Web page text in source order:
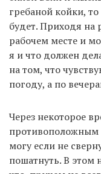
гребаной койки,
будет. Приходя на
рабочем месте и
я и что должен
на том, что
погоду, а по
Через некоторое
противоположным
могу если не
пошатнуть. В этом